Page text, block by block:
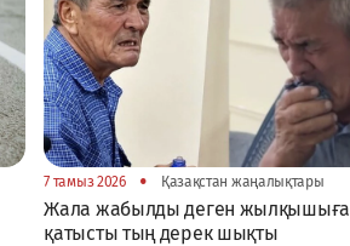
7 тамыз 2026 • Қазақстан жаңалықтары
Жала жабылды деген жылқышыға
қатысты тың дерек шықты